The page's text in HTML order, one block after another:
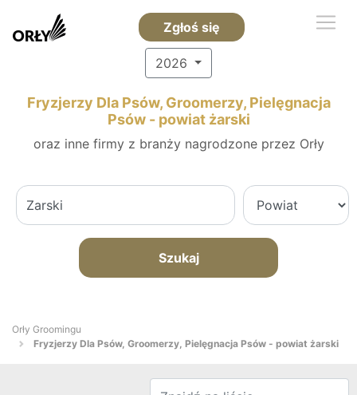
Zgłoś się
2026
Fryzjerzy Dla Psów, Groomerzy, Pielęgnacja
Psów - powiat żarski
oraz inne firmy z branży nagrodzone przez Orły
Szukaj
Orły Groomingu
Fryzjerzy Dla Psów, Groomerzy, Pielęgnacja Psów - powiat żarski